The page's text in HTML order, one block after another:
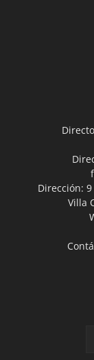
Dirección: 9
Villa